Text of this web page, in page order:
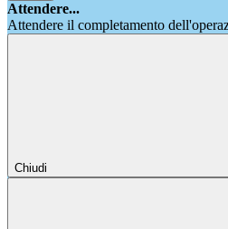
Attendere...
Attendere il completamento
Chiudi